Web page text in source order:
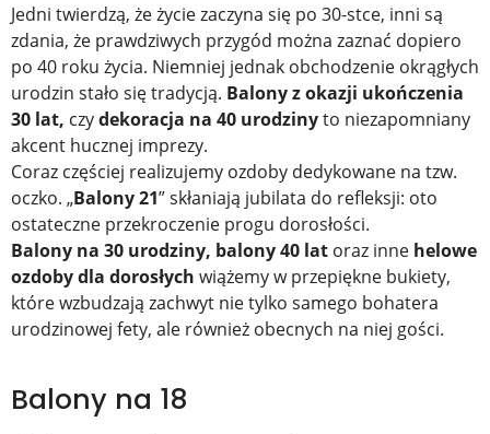
Jedni twierdzą, że życie zaczyna się po 30-stce, inni są
zdania, że prawdziwych przygód można zaznać dopiero
po 40 roku życia. Niemniej jednak obchodzenie okrągłych
urodzin stało się tradycją. Balony z okazji ukończenia
30 lat, czydekoracja na 40 urodzinyto niezapomniany
akcent hucznej imprezy.
Coraz częściej realizujemy ozdoby dedykowane na tzw.
oczko. „Balony 21” skłaniają jubilata do refleksji: oto
ostateczne przekroczenie progu dorosłości.
Balony na 30 urodziny, balony 40 lat oraz inne helowe
ozdoby dla dorosłych wiążemy w przepiękne bukiety,
które wzbudzają zachwyt nie tylko samego bohatera
urodzinowej fety, ale również obecnych na niej gości.
Balony na 18